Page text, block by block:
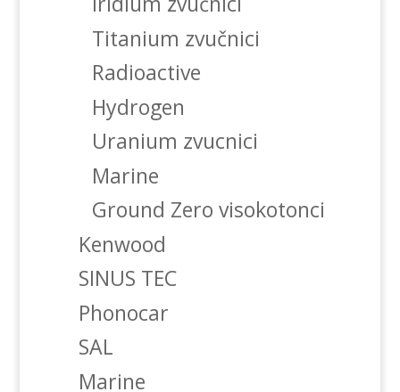
Titanium zvučnici
Radioactive
Hydrogen
Uranium zvucnici
Marine
Ground Zero visokotonci
Kenwood
SINUS TEC
Phonocar
SAL
Marine